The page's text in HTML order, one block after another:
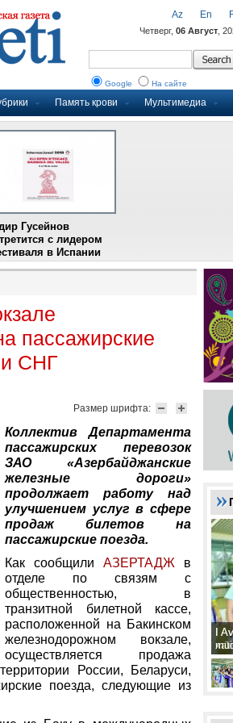
Память крови Мультимедиа
Az En
Четверг, 06 Август ,
Google На сайте
Гусейнов
с лидером
в Испании
пассажирские
СНГ
Размер шрифта:
Коллектив Департамента
пассажирских перевозок
ЗАО «Азербайджанские
железные дороги»
продолжает работу над
улучшением услуг в сфере
продаж билетов на
пассажирские поезда.
Как сообщили АЗЕРТАДЖ в
отделе по связям с
общественностью, в
транзитной билетной кассе,
расположенной на Бакинском
железнодорожном вокзале,
осуществляется продажа
России, Беларуси,
поезда, следующие из
II